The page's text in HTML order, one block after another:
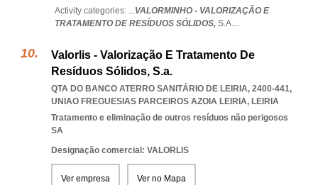
Activity categories: ...VALORMINHO - VALORIZAÇÃO E
TRATAMENTO DE RESÍDUOS SÓLIDOS, S.A....
Valorlis - Valorização E Tratamento De
Resíduos Sólidos, S.a.
QTA DO BANCO ATERRO SANITÁRIO DE LEIRIA, 2400-441,
UNIAO FREGUESIAS PARCEIROS AZOIA LEIRIA, LEIRIA
Tratamento e eliminação de outros resíduos não perigosos
SA
Designação comercial: VALORLIS
Ver empresa Ver no Mapa